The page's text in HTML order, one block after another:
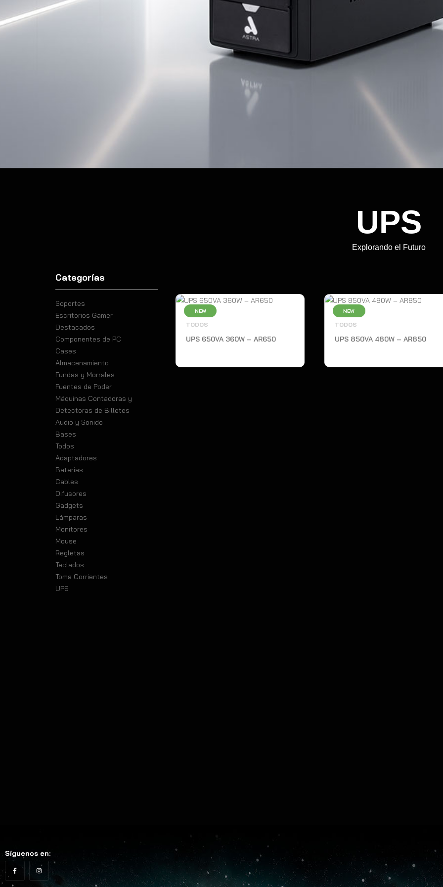
UPS
Explorando el Futuro
Categorías
Soportes
Escritorios Gamer
Destacados
Componentes de PC
Cases
Almacenamiento
Fundas y Morrales
Fuentes de Poder
Máquinas Contadoras y
Detectoras de Billetes
Audio y Sonido
Bases
Todos
Adaptadores
Baterías
Cables
Difusores
Gadgets
Lámparas
Monitores
Mouse
Regletas
Teclados
Toma Corrientes
UPS
UPS 3000VA 1800W - AKE3000
TODOS
UPS 500VA 300W - AKE500
NEW
TODOS
UPS 650VA 360W – AR650
NEW
TODOS
UPS 850VA 480W – AR850
Síguenos en: